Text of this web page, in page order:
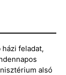
feladat,
alsó